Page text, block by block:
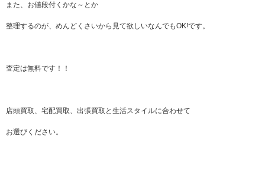
また、お値段付くかな～とか
整理するのが、めんどくさいから見て欲しいなんでもOK!です。
査定は無料です！！
店頭買取、宅配買取、出張買取と生活スタイルに合わせて
お選びください。